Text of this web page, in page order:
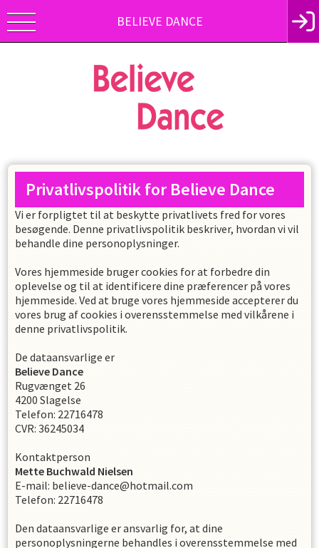
BELIEVE DANCE
Privatlivspolitik for Believe Dance
Vi er forpligtet til at beskytte privatlivets fred for vores
besøgende. Denne privatlivspolitik beskriver, hvordan vi vil
behandle dine personoplysninger.
Vores hjemmeside bruger cookies for at forbedre din
oplevelse og til at identificere dine præferencer på vores
hjemmeside. Ved at bruge vores hjemmeside accepterer du
vores brug af cookies i overensstemmelse med vilkårene i
denne privatlivspolitik.
De dataansvarlige er
Believe Dance
Rugvænget 26
4200 Slagelse
Telefon: 22716478
CVR: 36245034
Kontaktperson
Mette Buchwald Nielsen
E-mail: believe-dance@hotmail.com
Telefon: 22716478
Den dataansvarlige er ansvarlig for, at dine
personoplysningerne behandles i overensstemmelse med